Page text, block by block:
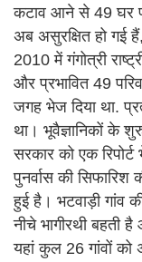
कटाव आने से 49 घर
अब असुरक्षित हो गई
2010 में गंगोत्री
और प्रभावित 49
जगह भेज दिया था.
था। भूवैज्ञानिकों के
सरकार को एक
पुनर्वास की
हुई है। भटवाड़ी गांव
नीचे भागीरथी बहती है
यहां कुल 26 गांवों को